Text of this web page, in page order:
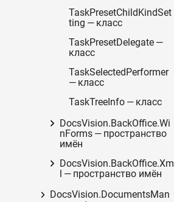
TaskPresetChildKindSet
ting — класс
TaskPresetDelegate —
класс
TaskSelectedPerformer
— класс
TaskTreeInfo — класс
DocsVision.BackOffice.Wi
nForms — пространство
имён
DocsVision.BackOffice.Xm
l — пространство имён
DocsVision.DocumentsMan